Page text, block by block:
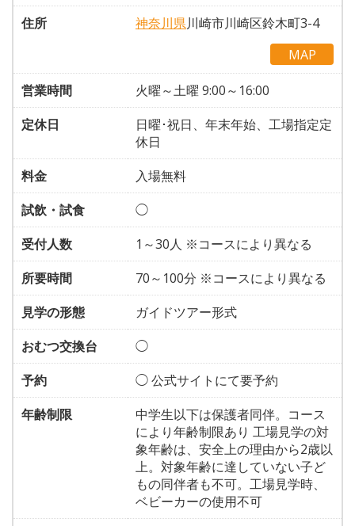
住所
神奈川県川崎市川崎区鈴木町3-4
MAP
営業時間
火曜～土曜 9:00～16:00
定休日
日曜･祝日、年末年始、工場指定定
休日
料金
入場無料
試飲・試食
◯
受付人数
1～30人 ※コースにより異なる
所要時間
70～100分 ※コースにより異なる
見学の形態
ガイドツアー形式
おむつ交換台
◯
予約
◯ 公式サイトにて要予約
年齢制限
中学生以下は保護者同伴。コース
により年齢制限あり 工場見学の対
象年齢は、安全上の理由から2歳以
上。対象年齢に達していない子ど
もの同伴者も不可。工場見学時、
ベビーカーの使用不可